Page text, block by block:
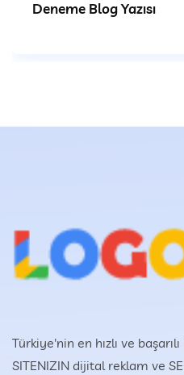
Deneme Blog Yazısı
Türkiye'nin en hızlı ve
SITENIZIN dijital reklam ve